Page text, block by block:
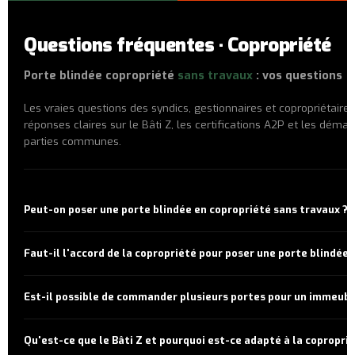
Questions fréquentes · Copropriété
Porte blindée copropriété sans travaux : vos questions
Les vraies questions des syndics, gestionnaires et
réponses claires sur le Bâti Z, les certifications A2P et les
parties communes.
Peut-on poser une porte blindée en copropriété sans travaux ?
s'adapter autour de la porte en bois existantesans modifier le
l'immeuble, sans maçonnerie, sans poussière.
Faut-il l'accord de la copropriété pour poser une porte blindée
(même couleur, même gabarit), il s'agit de travaux privatifs sans
d'assemblée générale requise. Nos super-bloc blindage
existante, rien ne change côté parties communes.
Est-il possible de commander plusieurs portes pour un
professionnels et gestionnairespour des commandes multi-
Qu'est-ce que le Bâti Z et pourquoi est-ce adapté à la